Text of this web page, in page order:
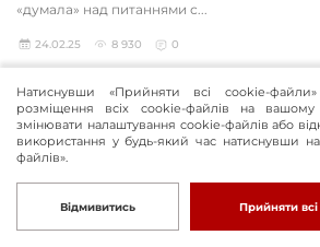
«думала» над питаннями с...
24.02.25 8 930 0
Натиснувши «Прийняти всі cookie-
розміщення всіх cookie-файлів на
змінювати налаштування cookie-файлів або
використання у будь-який час натиснувши
файлів».
Відмивитись Прийняти